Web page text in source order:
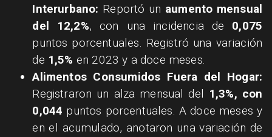
Interurbano: Reportó un aumento mensual
del 12,2%, con una incidencia de 0,075
puntos porcentuales. Registró una variación
de 1,5% en 2023 y a doce meses.
Alimentos Consumidos Fuera del Hogar:
Registraron un alza mensual del 1,3%, con
0,044 puntos porcentuales. A doce meses y
en el acumulado, anotaron una variación de